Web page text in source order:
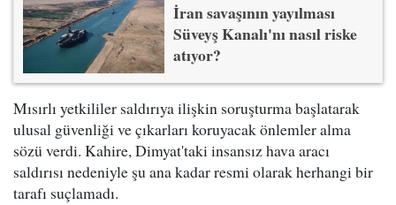
İran savaşının yayılması
Süveyş Kanalı'nı nasıl riske
atıyor?
Mısırlı yetkililer saldırıya ilişkin soruşturma başlatarak
ulusal güvenliği ve çıkarları koruyacak önlemler alma
sözü verdi. Kahire, Dimyat'taki insansız hava aracı
saldırısı nedeniyle şu ana kadar resmi olarak herhangi bir
tarafı suçlamadı.